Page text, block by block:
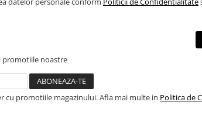
promotiile noastre
cu promotiile magazinului. Afla mai multe in Politica de